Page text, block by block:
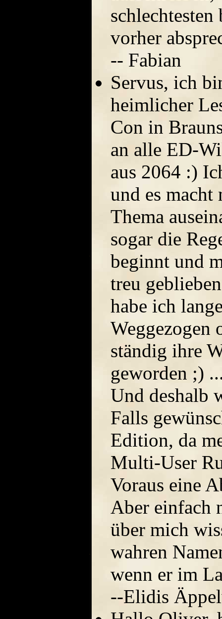
vorher
-- Fabian
Servus, ich
heimlicher
Con in
an alle ED-
aus 2064 :)
und es macht
Thema
sogar die
beginnt und
treu
habe ich
Weggezogen
ständig ihre
geworden ;)
Und deshalb
Falls
Edition, da
Multi-User
Voraus eine
Aber einfach
über mich
wahren
wenn er im
--Elidis